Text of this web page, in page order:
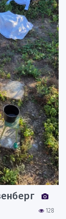
128